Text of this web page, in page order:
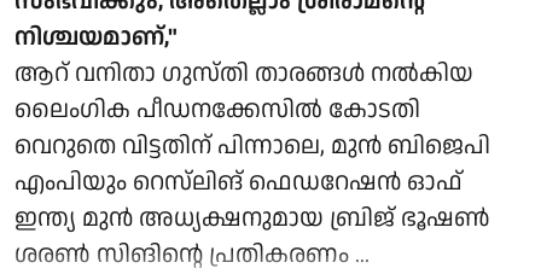
നിശ്ചയമാണ്,"
ആറ് വനിതാ ഗുസ്തി താരങ്ങൾ നൽകിയ
ലൈംഗിക പീഡനക്കേസിൽ കോടതി
വെറുതെ വിട്ടതിന് പിന്നാലെ, മുൻ ബിജെപി
എംപിയും റെസ്‌ലിങ് ഫെഡറേഷൻ ഓഫ്
ഇന്ത്യ മുൻ അധ്യക്ഷനുമായ ബ്രിജ് ഭൂഷൺ
ശരൺ സിങിന്റെ പ്രതികരണം ...